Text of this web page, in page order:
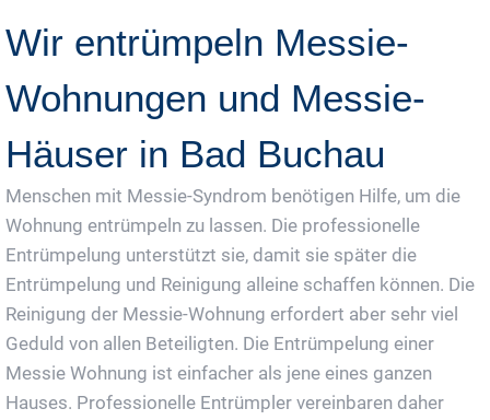
Wir entrümpeln Messie-
Wohnungen und Messie-
Häuser in Bad Buchau
Menschen mit Messie-Syndrom benötigen Hilfe, um die
Wohnung entrümpeln zu lassen. Die professionelle
Entrümpelung unterstützt sie, damit sie später die
Entrümpelung und Reinigung alleine schaffen können. Die
Reinigung der Messie-Wohnung erfordert aber sehr viel
Geduld von allen Beteiligten. Die Entrümpelung einer
Messie Wohnung ist einfacher als jene eines ganzen
Hauses. Professionelle Entrümpler vereinbaren daher